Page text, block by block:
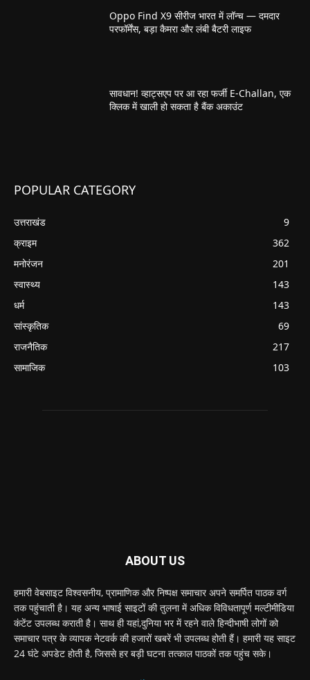
Oppo Find X9 सीरीज भारत में लॉन्च — दमदार
परफॉर्मेंस, बड़ा कैमरा और लंबी बैटरी लाइफ
सावधान! व्हाट्सएप पर आ रहा फर्जी E-Challan, एक
क्लिक में खाली हो सकता है बैंक अकाउंट
POPULAR CATEGORY
उत्तराखंड
9
क्राइम
362
मनोरंजन
201
स्वास्थ्य
143
धर्म
143
सांस्कृतिक
69
राजनैतिक
217
सामाजिक
103
ABOUT US
हमारी वेबसाइट विश्वसनीय, प्रामाणिक और निष्पक्ष समाचार अपने समर्पित पाठक वर्ग
तक पहुंचाती है। यह अन्य भाषाई साइटों की तुलना में अधिक विविधतापूर्ण मल्टीमीडिया
कंटेंट उपलब्ध कराती है। साथ ही यहां,दुनिया भर में रहने वाले हिन्दीभाषी लोगों को
समाचार पत्र के व्यापक नेटवर्क की हजारों खबरें भी उपलब्ध होती हैं। हमारी यह साइट
24 घंटे अपडेट होती है, जिससे हर बड़ी घटना तत्काल पाठकों तक पहुंच सके।